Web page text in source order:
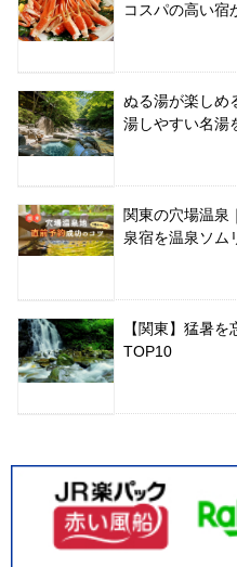
コスパの高い宿
ぬる湯が楽しめ
湯しやすい名湯
関東の穴場温泉
泉宿を温泉ソム
【関東】猛暑
TOP10